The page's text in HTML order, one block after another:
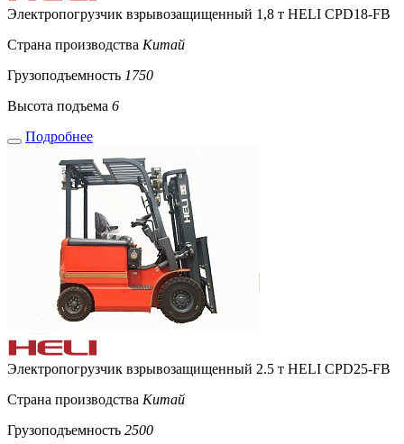
Электропогрузчик взрывозащищенный 1,8 т HELI CPD18-FB
Страна производства Китай
Грузоподъемность 1750
Высота подъема 6
Подробнее
Электропогрузчик взрывозащищенный 2.5 т HELI CPD25-FB
Страна производства Китай
Грузоподъемность 2500